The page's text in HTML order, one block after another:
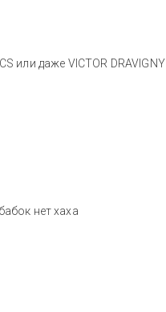
или даже VICTOR DRAVIGNY
нет хаха